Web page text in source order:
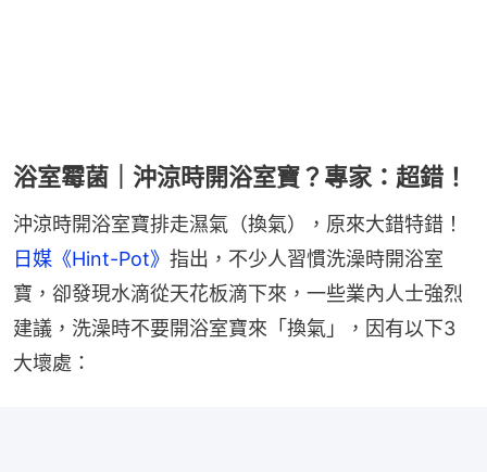
浴室霉菌｜沖涼時開浴室寶？專家：超錯！
沖涼時開浴室寶排走濕氣（換氣），原來大錯特錯！
日媒《Hint-Pot》 指出，不少人習慣洗澡時開浴室
寶，卻發現水滴從天花板滴下來，一些業內人士強烈
建議，洗澡時不要開浴室寶來「換氣」，因有以下3
大壞處：